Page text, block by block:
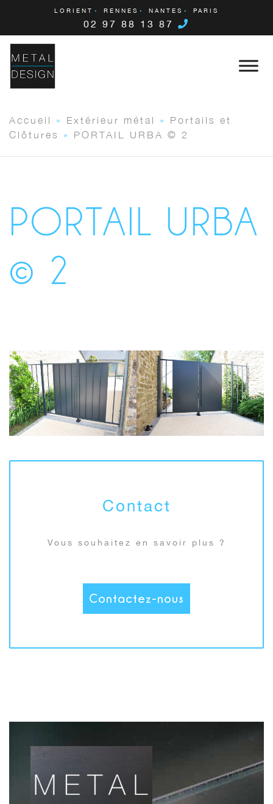
LORIENT RENNES NANTES PARIS
02 97 88 13 87
Accueil » Extérieur métal » Portails et
Clôtures » PORTAIL URBA © 2
PORTAIL URBA
© 2
Contact
Vous souhaitez en savoir plus ?
Contactez-nous